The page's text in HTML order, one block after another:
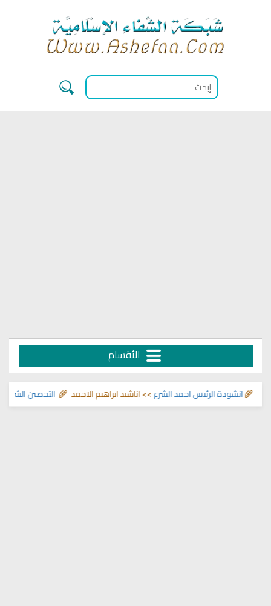
الأقسام
التحصين الشرعي انشودة الرئيس احمد الشرع>> اناشيد ابراهيم الاحمد 🌾